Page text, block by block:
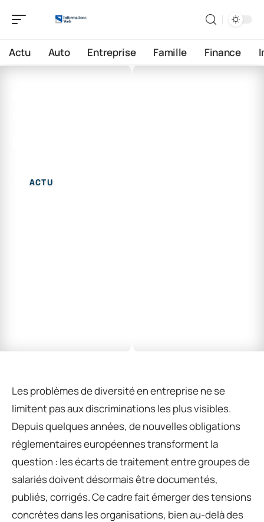
Actu Auto Entreprise Famille Finance
ACTU
Les problèmes de diversité en entreprise ne se
limitent pas aux discriminations les plus visibles.
Depuis quelques années, de nouvelles obligations
réglementaires européennes transforment la
question : les écarts de traitement entre groupes de
salariés doivent désormais être documentés,
publiés, corrigés. Ce cadre fait émerger des tensions
concrètes dans les organisations, bien au-delà des